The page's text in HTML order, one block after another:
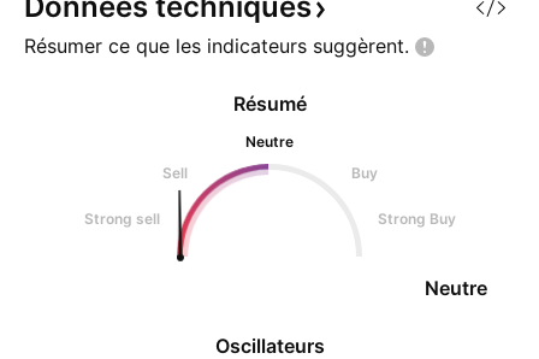
Résumer ce que les indicateurs suggèrent.
Oscillateurs
Résumé
Neutre
Sell
Buy
Strong sell Strong Buy
Neutre